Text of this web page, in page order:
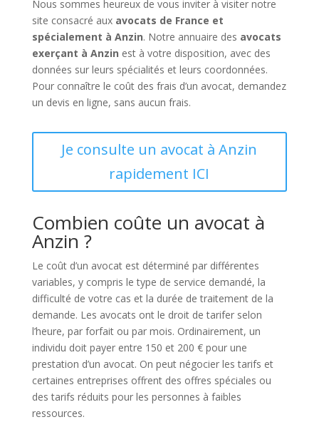
Nous sommes heureux de vous inviter à visiter notre
site consacré aux avocats de France et
spécialement à Anzin. Notre annuaire des avocats
exerçant à Anzin est à votre disposition, avec des
données sur leurs spécialités et leurs coordonnées.
Pour connaître le coût des frais d’un avocat, demandez
un devis en ligne, sans aucun frais.
Je consulte un avocat à Anzin
rapidement ICI
Combien coûte un avocat à
Anzin ?
Le coût d’un avocat est déterminé par différentes
variables, y compris le type de service demandé, la
difficulté de votre cas et la durée de traitement de la
demande. Les avocats ont le droit de tarifer selon
l’heure, par forfait ou par mois. Ordinairement, un
individu doit payer entre 150 et 200 € pour une
prestation d’un avocat. On peut négocier les tarifs et
certaines entreprises offrent des offres spéciales ou
des tarifs réduits pour les personnes à faibles
ressources.